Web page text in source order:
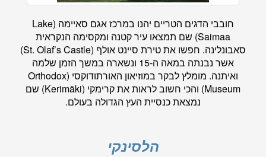
חובבי הדגים הטריים יהנו במרכז אגם סאיימה (Lake
Saimaa) שם תמצאו עיר קטנה ומקסימה הנקראית
סאבונלינה. חפשו את טירת סיינט אולף (St. Olaf’s Castle)
אשר נבנתה במאה ה-15 ונשארה במשך הזמן שלמה
ואיתנה. מומלץ לבקר במוזיאון האורתודוקסי (Orthodox
Museum) והכי חשוב לראות את קרימקי (Kerimäki) שם
נמצאת כנסיית העץ הגדולה בעולם.
הלסינקי